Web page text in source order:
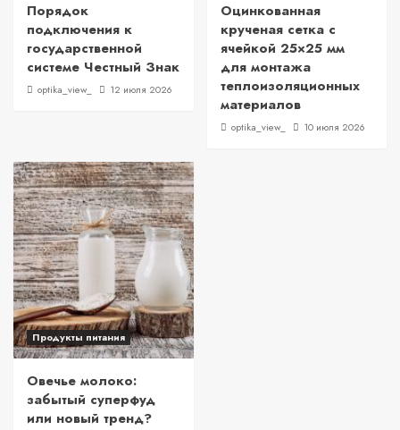
Порядок
подключения к
государственной
системе Честный Знак
optika_view_ 12 июля 2026
Оцинкованная
крученая сетка с
ячейкой 25×25 мм
для монтажа
теплоизоляционных
материалов
optika_view_ 10 июля 2026
Продукты питания
Овечье молоко:
забытый суперфуд
или новый тренд?